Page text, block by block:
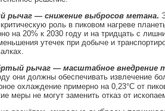
рычаг — снижение выбросов метана.
критическую роль в пиковом нагреве
на 20% к 2030 году и на тридцать с
утечек при добыче и
рычаг — масштабное внедрение
они должны обеспечивать извлечение
охлаждение примерно на 0,23°C от
меры не могут заменить отказ от